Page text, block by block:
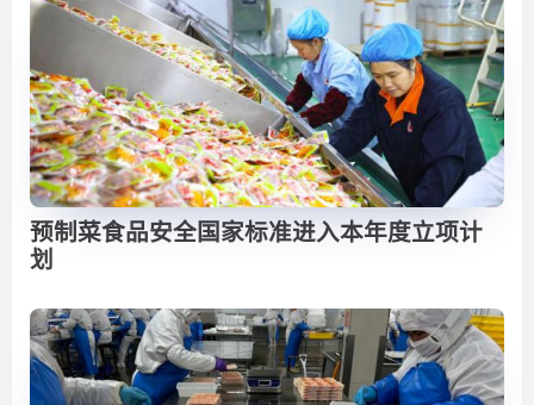
预制菜食品安全国家标准进入本年度立项计
划